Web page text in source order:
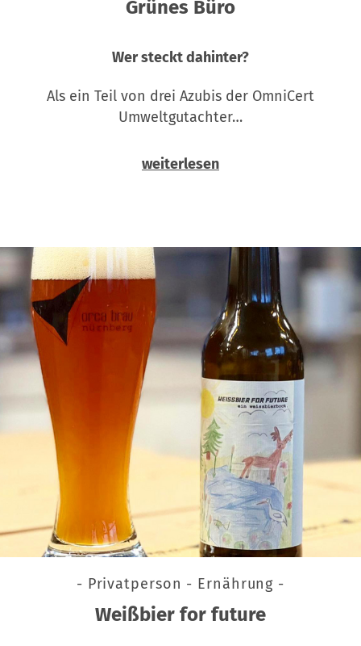
Grünes Büro
Wer steckt dahinter?
Als ein Teil von drei Azubis der OmniCert
Umweltgutachter…
weiterlesen
- Privatperson - Ernährung -
Weißbier for future